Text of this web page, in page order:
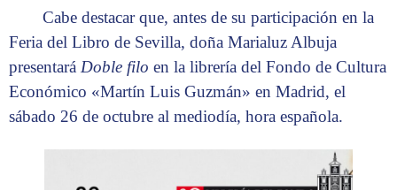
Cabe destacar que, antes de su participación en la
Feria del Libro de Sevilla, doña Marialuz Albuja
presentará Doble filo en la librería del Fondo de Cultura
Económico «Martín Luis Guzmán» en Madrid, el
sábado 26 de octubre al mediodía, hora española.